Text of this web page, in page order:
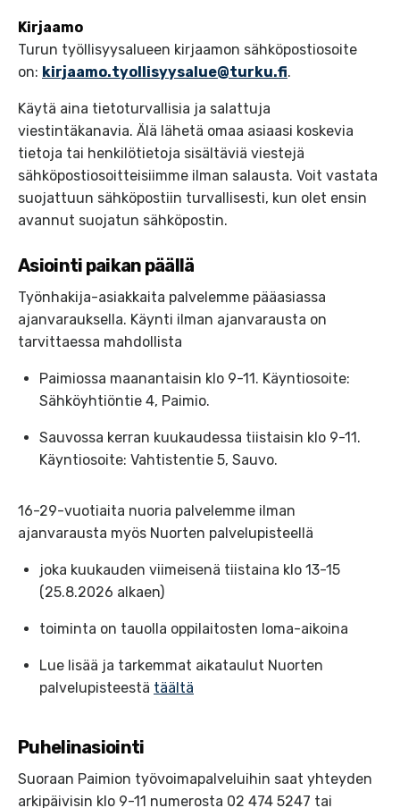
Kirjaamo
Turun työllisyysalueen kirjaamon sähköpostiosoite
on: kirjaamo.tyollisyysalue@turku.fi.
Käytä aina tietoturvallisia ja salattuja
viestintäkanavia. Älä lähetä omaa asiaasi koskevia
tietoja tai henkilötietoja sisältäviä viestejä
sähköpostiosoitteisiimme ilman salausta. Voit vastata
suojattuun sähköpostiin turvallisesti, kun olet ensin
avannut suojatun sähköpostin.
Asiointi paikan päällä
Työnhakija-asiakkaita palvelemme pääasiassa
ajanvarauksella. Käynti ilman ajanvarausta on
tarvittaessa mahdollista
Paimiossa maanantaisin klo 9-11. Käyntiosoite:
Sähköyhtiöntie 4, Paimio.
Sauvossa kerran kuukaudessa tiistaisin klo 9-11.
Käyntiosoite: Vahtistentie 5, Sauvo.
16-29-vuotiaita nuoria palvelemme ilman
ajanvarausta myös Nuorten palvelupisteellä
joka kuukauden viimeisenä tiistaina klo 13-15
(25.8.2026 alkaen)
toiminta on tauolla oppilaitosten loma-aikoina
Lue lisää ja tarkemmat aikataulut Nuorten
palvelupisteestä täältä
Puhelinasiointi
Suoraan Paimion työvoimapalveluihin saat yhteyden
arkipäivisin klo 9-11 numerosta 02 474 5247 tai